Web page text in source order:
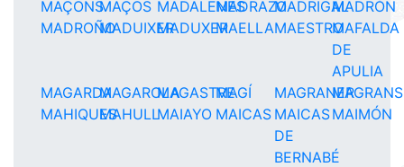
MAÇONSMAÇOS MADALENESMADRAZOMADRIGALMADRÓN
MADROÑOMADUIXERMADUXERMAELLAMAESTROMAFALDA
DE
APULIA
MAGARDAMAGAROLAMAGASTRE
MAGÍ MAGRANERMAGRANS
MAHIQUESMAHULLMAIAYO MAICAS MAICAS
DE
BERNABÉ
MAIMÓN